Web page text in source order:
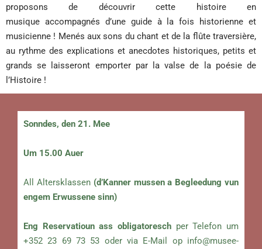
proposons de découvrir cette histoire en
musique accompagnés d’une guide à la fois historienne et
musicienne ! Menés aux sons du chant et de la flûte traversière,
au rythme des explications et anecdotes historiques, petits et
grands se laisseront emporter par la valse de la poésie de
l’Histoire !
Sonndes, den 21. Mee
Um 15.00 Auer
All Altersklassen(d’Kanner mussen a Begleedung vun
engem Erwussene sinn)
Eng Reservatioun ass obligatoresch per Telefon um
+352 23 69 73 53 oder via E-Mail op info@musee-